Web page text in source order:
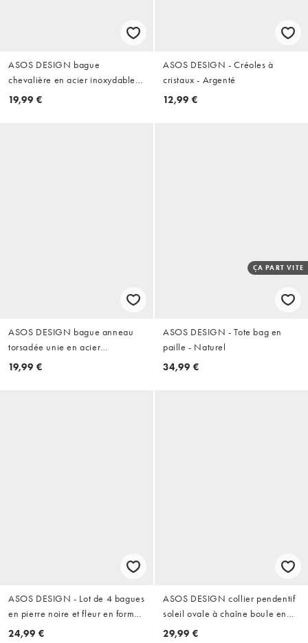
ASOS DESIGN bague
chevalière en acier inoxydable
imperméable st chris en argent
19,99 €
ASOS DESIGN - Créoles à
cristaux - Argenté
12,99 €
ASOS DESIGN bague anneau
torsadée unie en acier
inoxydable imperméable doré
19,99 €
ÇA PART VITE
ASOS DESIGN - Tote bag en
paille - Naturel
34,99 €
ASOS DESIGN - Lot de 4 bagues
en pierre noire et fleur en forme
de chevalière - Doré vieilli
24,99 €
ASOS DESIGN collier pendentif
soleil ovale à chaîne boule en
acier inoxydable imperméable
29,99 €